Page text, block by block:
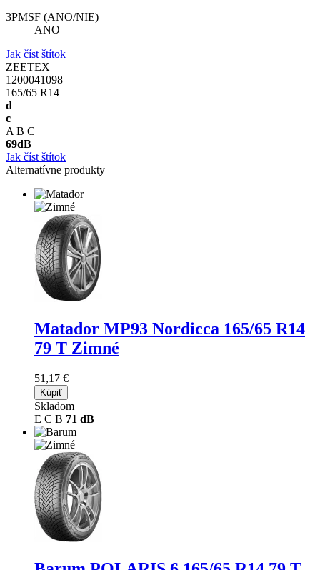
3PMSF (ANO/NIE)
ANO
Jak číst štítok
ZEETEX
1200041098
165/65 R14
d
c
A B C
69dB
Jak číst štítok
Alternatívne produkty
Matador MP93 Nordicca 165/65 R14
79 T Zimné
51,17 €
Kúpiť
Skladom
E C B 71 dB